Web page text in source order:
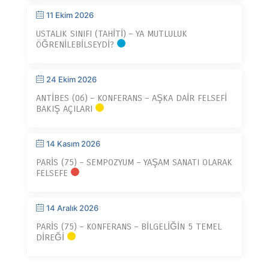
11 Ekim 2026
USTALIK SINIFI (TAHITI) – YA MUTLULUK
ÖĞRENILEBILSEYDI?
24 Ekim 2026
ANTIBES (06) – KONFERANS – AŞKA DAIR FELSEFI
BAKIŞ AÇILARI
14 Kasım 2026
PARIS (75) – SEMPOZYUM – YAŞAM SANATI OLARAK
FELSEFE
14 Aralık 2026
PARIS (75) – KONFERANS – BILGELIĞIN 5 TEMEL
DIREĞI